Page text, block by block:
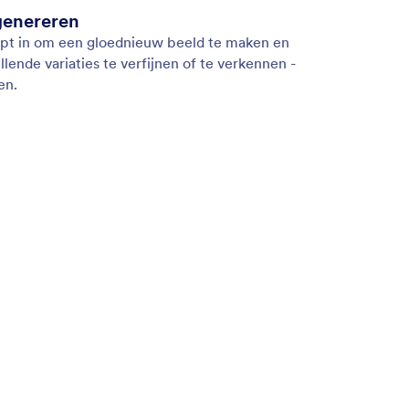
in om een gloednieuw beeld te maken en
variaties te verfijnen of te verkennen -